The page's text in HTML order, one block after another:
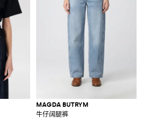
MAGDA BUTRYM
牛仔阔腿裤